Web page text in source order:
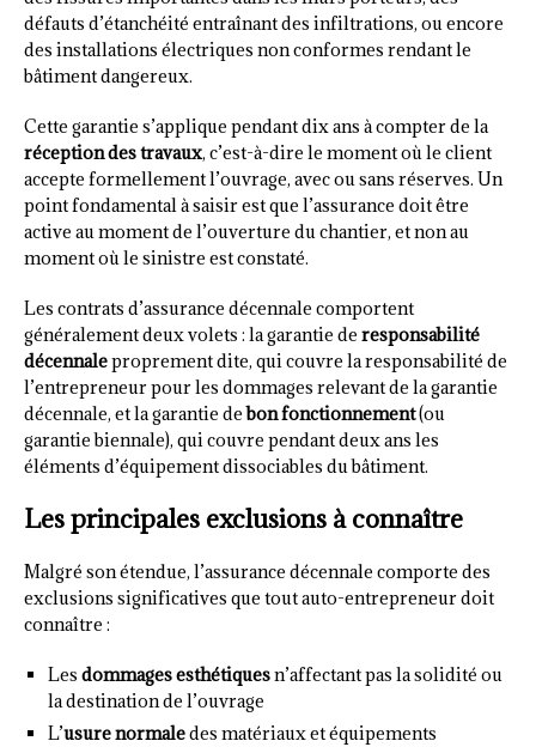
défauts d’étanchéité entraînant des infiltrations, ou encore
des installations électriques non conformes rendant le
bâtiment dangereux.
Cette garantie s’applique pendant dix ans à compter de la
réception des travaux, c’est-à-dire le moment où le client
accepte formellement l’ouvrage, avec ou sans réserves. Un
point fondamental à saisir est que l’assurance doit être
active au moment de l’ouverture du chantier, et non au
moment où le sinistre est constaté.
Les contrats d’assurance décennale comportent
généralement deux volets : la garantie de responsabilité
décennaleproprement dite, qui couvre la responsabilité de
l’entrepreneur pour les dommages relevant de la garantie
décennale, et la garantie debon fonctionnement(ou
garantie biennale), qui couvre pendant deux ans les
éléments d’équipement dissociables du bâtiment.
Les principales exclusions à connaître
Malgré son étendue, l’assurance décennale comporte des
exclusions significatives que tout auto-entrepreneur doit
connaître :
Les dommages esthétiquesn’affectant pas la solidité ou
la destination de l’ouvrage
L’usure normaledes matériaux et équipements